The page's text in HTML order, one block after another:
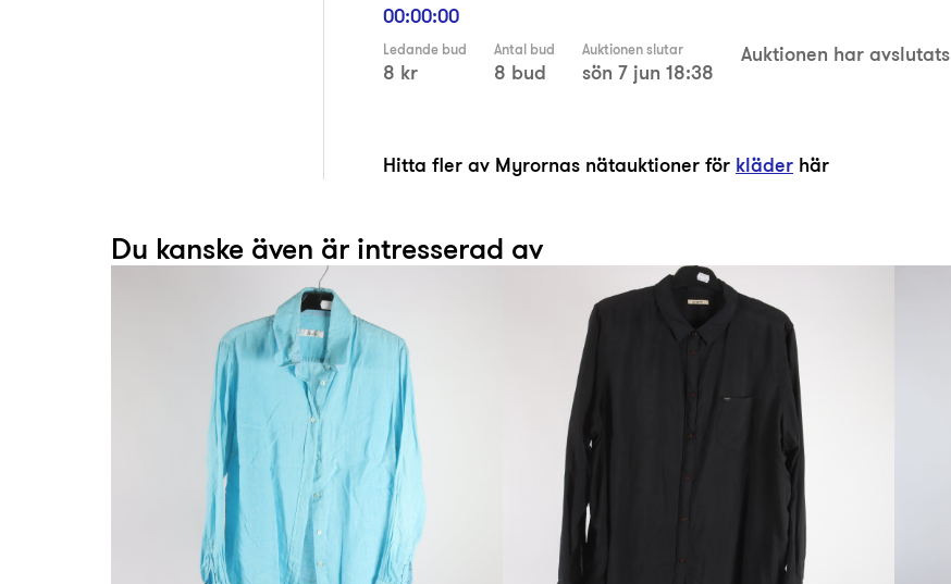
00:00:00
Ledande bud
8 kr
Antal bud
8 bud
Auktionen slutar
sön 7 jun 18:38
Auktionen har avslutats
Hitta fler av Myrornas nätauktioner för kläder här
Du kanske även är intresserad av